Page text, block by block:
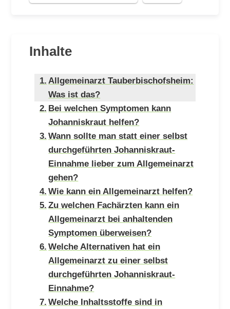
Inhalte
Allgemeinarzt Tauberbischofsheim:
Was ist das?
Bei welchen Symptomen kann
Johanniskraut helfen?
Wann sollte man statt einer selbst
durchgeführten Johanniskraut-
Einnahme lieber zum Allgemeinarzt
gehen?
Wie kann ein Allgemeinarzt helfen?
Zu welchen Fachärzten kann ein
Allgemeinarzt bei anhaltenden
Symptomen überweisen?
Welche Alternativen hat ein
Allgemeinarzt zu einer selbst
durchgeführten Johanniskraut-
Einnahme?
Welche Inhaltsstoffe sind in